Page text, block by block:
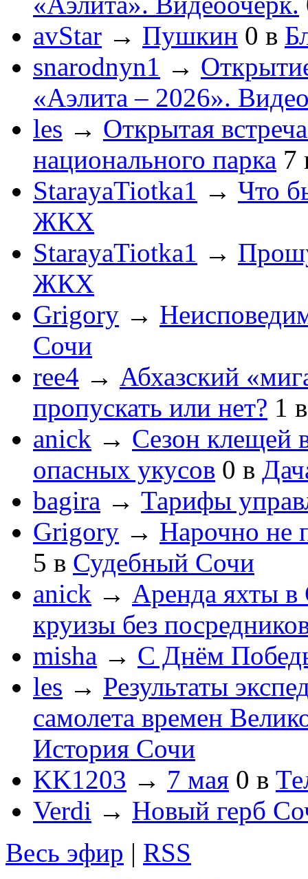
avStar → Пушкин 0 в
snarodnyn1 →
«Аэлита – 2026».
les → Открытая
национального парка 7
StarayaTiotka1 → Что
ЖКХ
StarayaTiotka1 →
ЖКХ
Grigory →
Сочи
ree4 → Абхазский
пропускать или нет? 1
anick → Сезон клещей
опасных укусов 0 в
bagira → Тарифы
Grigory → Нарочно не
5 в Судебный Сочи
anick → Аренда яхты в
круизы без
misha → С Днём
les → Результаты
самолета времен
История Сочи
KK1203 → 7 мая 0 в
Verdi → Новый герб
Весь эфир | RSS